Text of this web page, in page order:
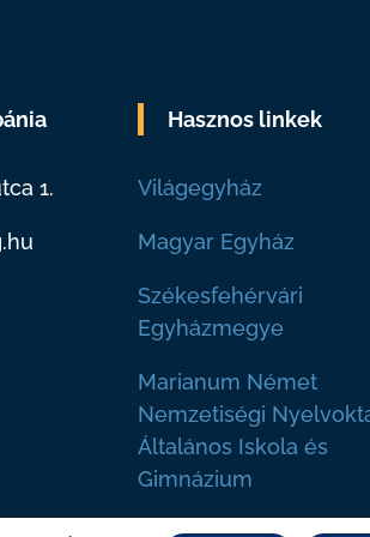
1.
Hasznos linkek
Világegyház
Magyar Egyház
Székesfehérvári
Egyházmegye
Marianum Német
Nemzetiségi
Általános Iskola és
Gimnázium